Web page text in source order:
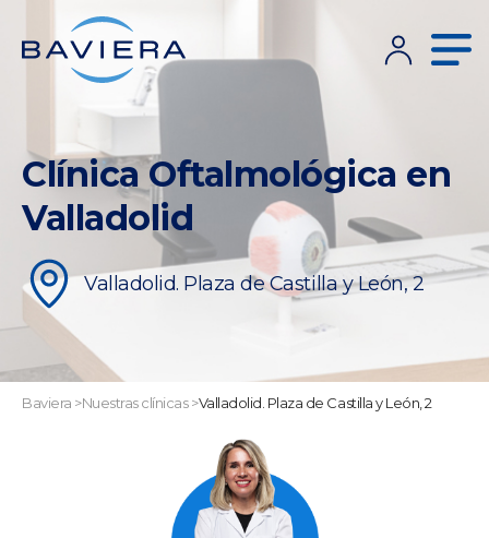
Clínica Oftalmológica en
Valladolid
Valladolid. Plaza de Castilla y León, 2
Baviera >Nuestras clínicas>Valladolid. Plaza de Castilla y León, 2